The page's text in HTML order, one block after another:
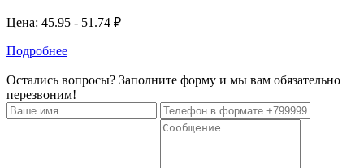
Цена: 45.95 - 51.74 ₽
Подробнее
Остались вопросы? Заполните форму и мы вам обязательно
перезвоним!